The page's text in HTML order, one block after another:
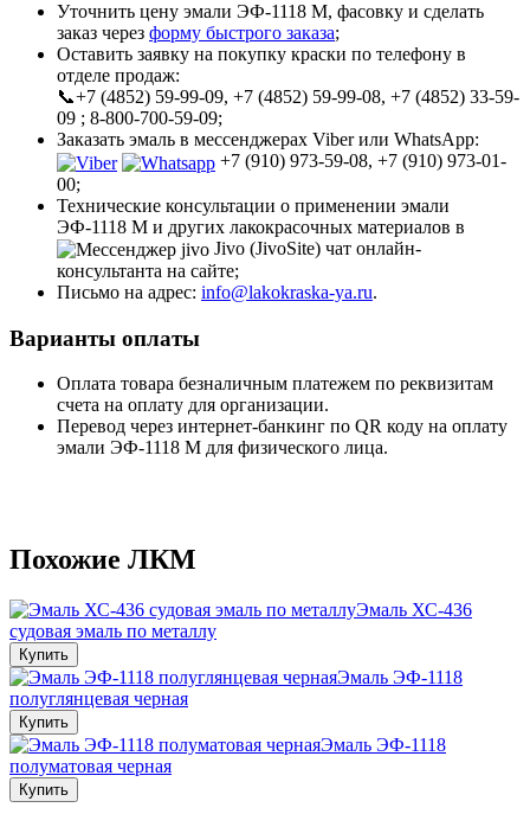
Уточнить цену эмали ЭФ-1118 М, фасовку и сделать
заказ через форму быстрого заказа;
Оставить заявку на покупку краски по телефону в
отделе продаж:
📞+7 (4852) 59-99-09, +7 (4852) 59-99-08, +7 (4852) 33-59-
09 ; 8-800-700-59-09;
Заказать эмаль в мессенджерах Viber или WhatsApp:
+7 (910) 973-59-08, +7 (910) 973-01-
00;
Технические консультации о применении эмали
ЭФ-1118 М и других лакокрасочных материалов в
Jivo (JivoSite) чат онлайн-
консультанта на сайте;
Письмо на адрес: info@lakokraska-ya.ru.
Варианты оплаты
Оплата товара безналичным платежем по реквизитам
счета на оплату для организации.
Перевод через интернет-банкинг по QR коду на оплату
эмали ЭФ-1118 М для физического лица.
Похожие ЛКМ
Эмаль ХС‑436
судовая эмаль по металлу
Купить
Эмаль ЭФ-1118
полуглянцевая черная
Купить
Эмаль ЭФ-1118
полуматовая черная
Купить